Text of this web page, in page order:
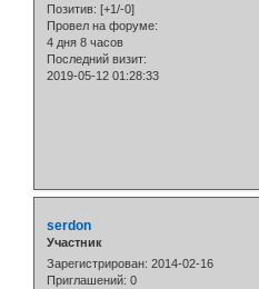
Позитив: [+1/-0]
Провел на форуме:
4 дня 8 часов
Последний визит:
2019-05-12 01:28:33
serdon
Участник
Зарегистрирован: 2014-02-16
Приглашений: 0